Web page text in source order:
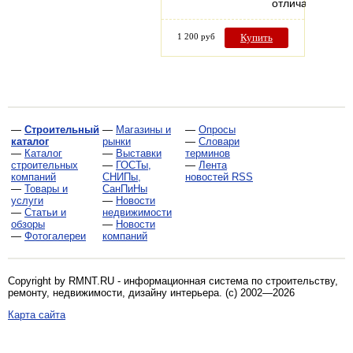
1 200 руб Купить
— Строительный
каталог
— Каталог
строительных
компаний
— Товары и
услуги
— Статьи и
обзоры
— Фотогалереи
— Магазины и
рынки
— Выставки
— ГОСТы,
СНИПы,
СанПиНы
— Новости
недвижимости
— Новости
компаний
— Опросы
— Словари
терминов
— Лента
новостей RSS
Copyright by RMNT.RU - информационная система по строительству,
ремонту, недвижимости, дизайну интерьера. (c) 2002—2026
Карта сайта